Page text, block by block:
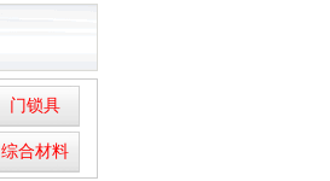
门锁具
综合材料